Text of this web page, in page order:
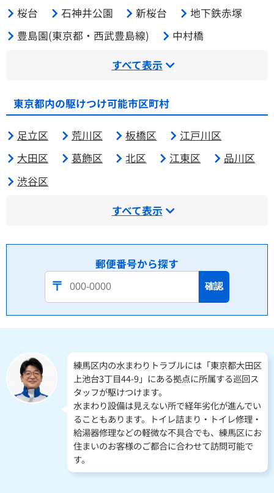
桜台
石神井公園 新桜台
地下鉄赤塚
豊島園(東京都・西武豊島線)
中村橋
すべて表示
東京都内の駆けつけ可能市区町村
足立区 荒川区 板橋区
江戸川区
大田区
葛飾区 北区 江東区
品川区
渋谷区
すべて表示
郵便番号から探す
確認
練馬区内の水まわりトラブルには「東京都大田区
上池台3丁目44-9」にある拠点に所属する巡回ス
タッフが駆けつけます。
水まわり設備は見えない所で経年劣化が進んでい
ることもあります。トイレ詰まり・トイレ修理・
給湯器修理などの軽微な不具合でも、練馬区にお
住まいのお客様のご都合に合わせて訪問可能で
す。